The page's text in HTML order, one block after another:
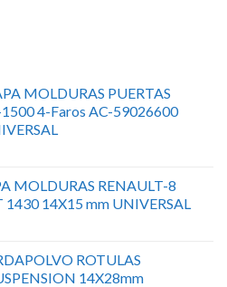
MOLDURAS PUERTAS
4-Faros AC-59026600
MOLDURAS RENAULT-8
1430 14X15 mm UNIVERSAL
ROTULAS
14X28mm